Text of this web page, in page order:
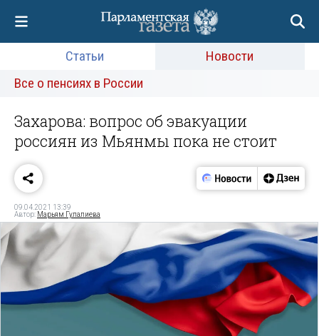
Статьи
Новости
Все о пенсиях в России
Захарова: вопрос об эвакуации
россиян из Мьянмы пока не стоит
09.04.2021 13:39
Автор: Марьям Гулалиева